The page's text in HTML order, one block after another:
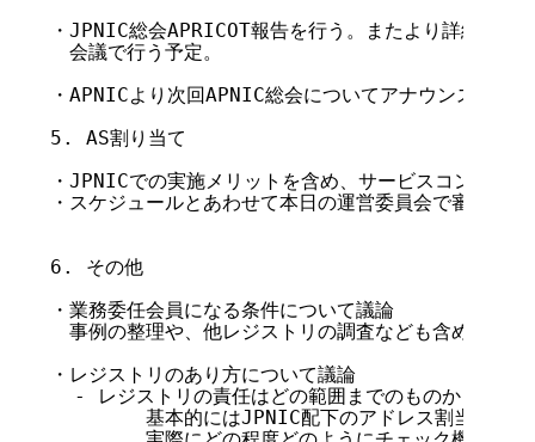
・JPNIC総会APRICOT報告を行う。またより詳細な
会議で行う予定。
・APNICより次回APNIC総会についてアナウンスあ
5. AS割り当て
・JPNICでの実施メリットを含め、サービスコンセプ
・スケジュールとあわせて本日の運営委員会で審議予定
6. その他
・業務委任会員になる条件について議論
事例の整理や、他レジストリの調査なども含め、再検
・レジストリのあり方について議論
  - レジストリの責任はどの範囲までのものか？